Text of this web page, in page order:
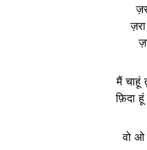
मैं चाहूं
फ़िदा
वो